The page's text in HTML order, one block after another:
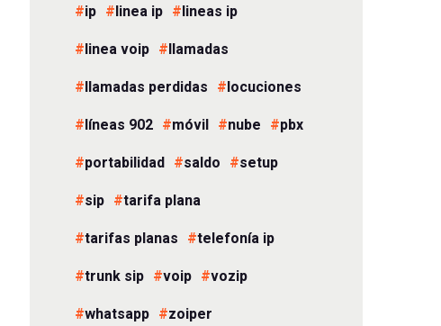
ip
linea ip
lineas ip
linea voip
llamadas
llamadas perdidas
locuciones
líneas 902
móvil nube
pbx
portabilidad
saldo
setup
sip
tarifa plana
tarifas planas
telefonía ip
trunk sip
voip
vozip
whatsapp
zoiper